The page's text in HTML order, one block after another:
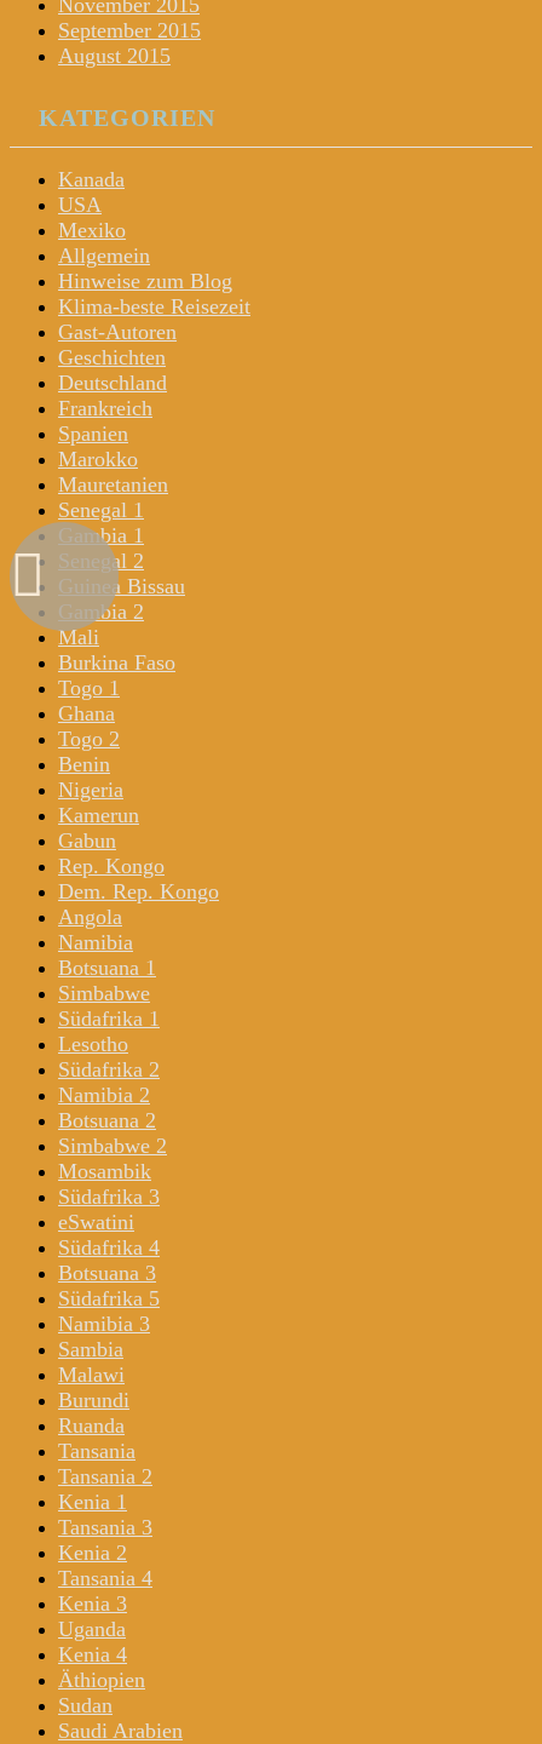
September 2015
August 2015
KATEGORIEN
Kanada
USA
Mexiko
Allgemein
Hinweise zum Blog
Klima-beste Reisezeit
Gast-Autoren
Geschichten
Deutschland
Frankreich
Spanien
Marokko
Mauretanien
Senegal 1
Gambia 1
Senegal 2
Guinea Bissau
Gambia 2
Mali
Burkina Faso
Togo 1
Ghana
Togo 2
Benin
Nigeria
Kamerun
Gabun
Rep. Kongo
Dem. Rep. Kongo
Angola
Namibia
Botsuana 1
Simbabwe
Südafrika 1
Lesotho
Südafrika 2
Namibia 2
Botsuana 2
Simbabwe 2
Mosambik
Südafrika 3
eSwatini
Südafrika 4
Botsuana 3
Südafrika 5
Namibia 3
Sambia
Malawi
Burundi
Ruanda
Tansania
Tansania 2
Kenia 1
Tansania 3
Kenia 2
Tansania 4
Kenia 3
Uganda
Kenia 4
Äthiopien
Sudan
Saudi Arabien